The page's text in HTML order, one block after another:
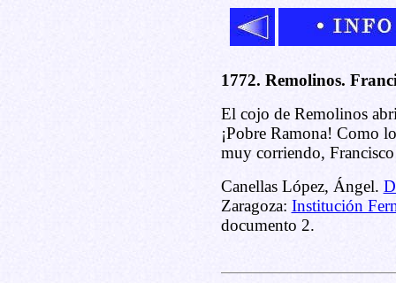
1772. Remolinos.
El cojo de Remolinos
¡Pobre Ramona! Como
muy corriendo,
Canellas López, Ángel.
Zaragoza: Institución
documento 2.